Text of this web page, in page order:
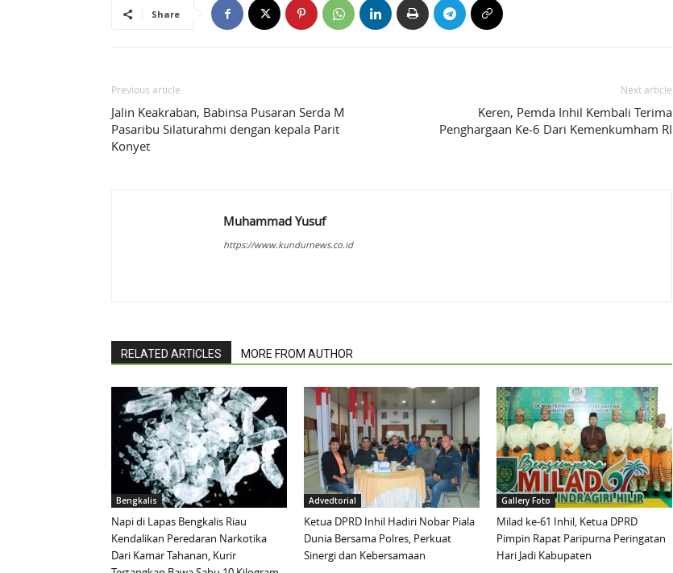
Share
Previous article
Jalin Keakraban, Babinsa Pusaran Serda M
Pasaribu Silaturahmi dengan kepala Parit
Konyet
Next article
Keren, Pemda Inhil Kembali Terima
Penghargaan Ke-6 Dari Kemenkumham RI
Muhammad Yusuf
https://www.kundurnews.co.id
RELATED ARTICLES MORE FROM AUTHOR
Bengkalis
Napi di Lapas Bengkalis Riau
Kendalikan Peredaran Narkotika
Dari Kamar Tahanan, Kurir
Advedtorial
Ketua DPRD Inhil Hadiri Nobar Piala
Dunia Bersama Polres, Perkuat
Sinergi dan Kebersamaan
Gallery Foto
Milad ke-61 Inhil, Ketua DPRD
Pimpin Rapat Paripurna Peringatan
Hari Jadi Kabupaten